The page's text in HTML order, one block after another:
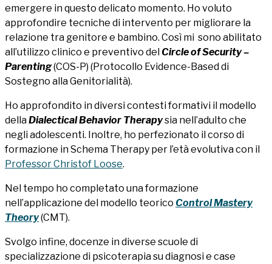
emergere in questo delicato momento. Ho voluto
approfondire tecniche di intervento per migliorare la
relazione tra genitore e bambino. Così mi sono abilitato
all’utilizzo clinico e preventivo del Circle of Security –
Parenting(COS-P) (Protocollo Evidence-Based di
Sostegno alla Genitorialità).
Ho approfondito in diversi contesti formativi il modello
dellaDialectical Behavior Therapysia nell’adulto che
negli adolescenti. Inoltre, ho perfezionato il corso di
formazione in Schema Therapy per l’età evolutiva con il
Professor Christof Loose.
Nel tempo ho completato una formazione
nell’applicazione del modello teorico Control Mastery
Theory(CMT).
Svolgo infine, docenze in diverse scuole di
specializzazione di psicoterapia su diagnosi e case